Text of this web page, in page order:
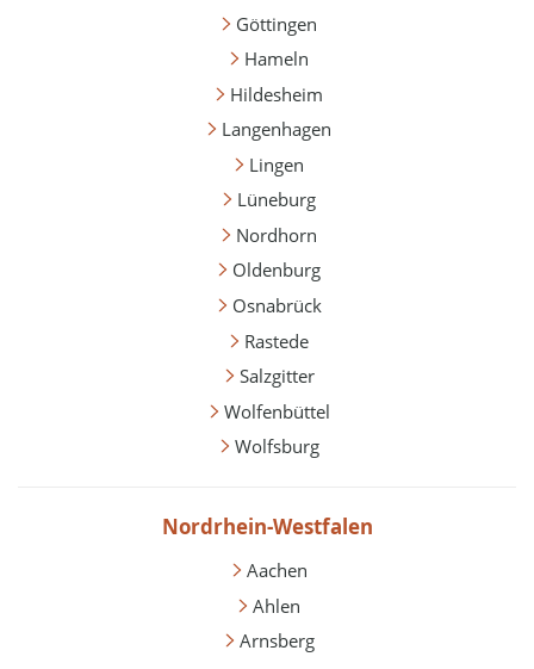
Göttingen
Hameln
Hildesheim
Langenhagen
Lingen
Lüneburg
Nordhorn
Oldenburg
Osnabrück
Rastede
Salzgitter
Wolfenbüttel
Wolfsburg
Nordrhein-Westfalen
Aachen
Ahlen
Arnsberg